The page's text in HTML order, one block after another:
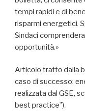
tempi rapidi e di
risparmi energetici.
Sindaci
opportunità.»
Articolo tratto dalla
caso di successo:
realizzata dal GSE,
best practice”).